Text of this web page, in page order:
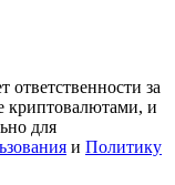
за
криптовалютами, и
для
и Политику